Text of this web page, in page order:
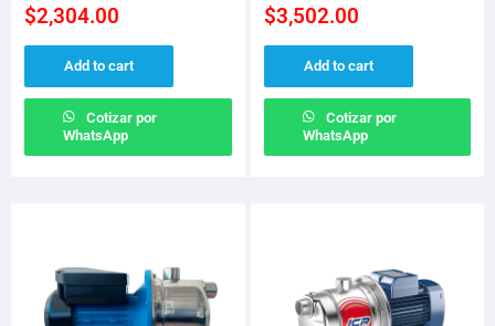
$2,304.00
Add to cart
Cotizar por
WhatsApp
$3,502.00
Add to cart
Cotizar por
WhatsApp